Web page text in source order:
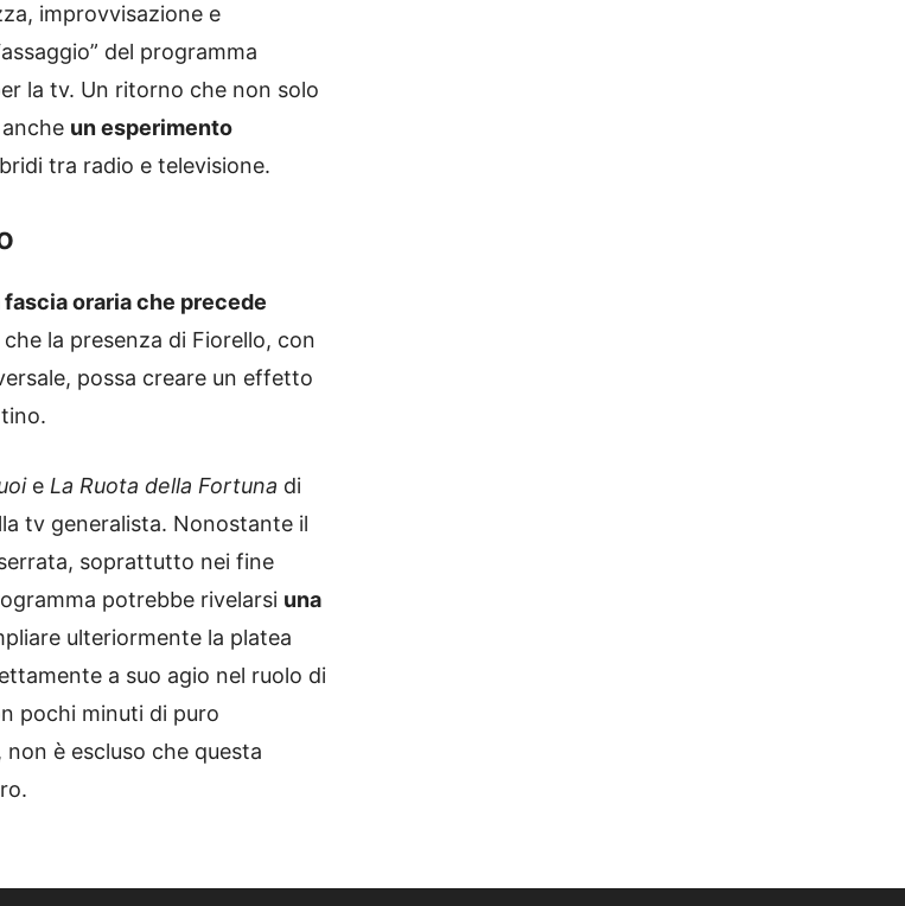
improvvisazione e
del programma
la tv. Un ritorno che non solo
un esperimento
tra radio e televisione.
oraria che precede
la presenza di Fiorello, con
possa creare un effetto
e La Ruota della Fortuna di
tv generalista. Nonostante il
soprattutto nei fine
potrebbe rivelarsi una
ulteriormente la platea
a suo agio nel ruolo di
pochi minuti di puro
è escluso che questa